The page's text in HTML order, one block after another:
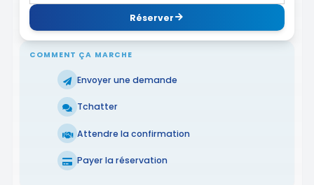
Réserver
COMMENT ÇA MARCHE
Envoyer une demande
Tchatter
Attendre la confirmation
Payer la réservation